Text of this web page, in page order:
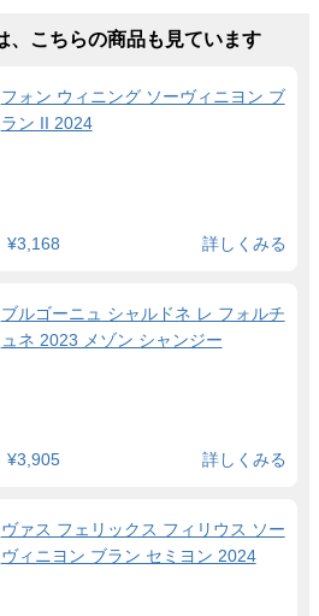
、こちらの商品も見ています
フォン ウィニング ソーヴィニヨン ブ
ラン II 2024
¥3,168 詳しくみる
ブルゴーニュ シャルドネ レ フォルチ
ュネ 2023 メゾン シャンジー
¥3,905 詳しくみる
ヴァス フェリックス フィリウス ソー
ヴィニヨン ブラン セミヨン 2024